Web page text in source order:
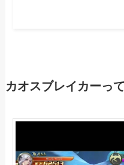
カオスブレイカーっ